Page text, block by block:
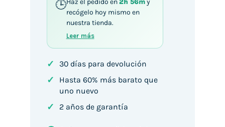
Haz el pedido en2h 56my
recógelo hoy mismo en
nuestra tienda.
Leer más
✓ 30 días para devolución
✓
Hasta 60% más barato que
uno nuevo
✓ 2 años de garantía